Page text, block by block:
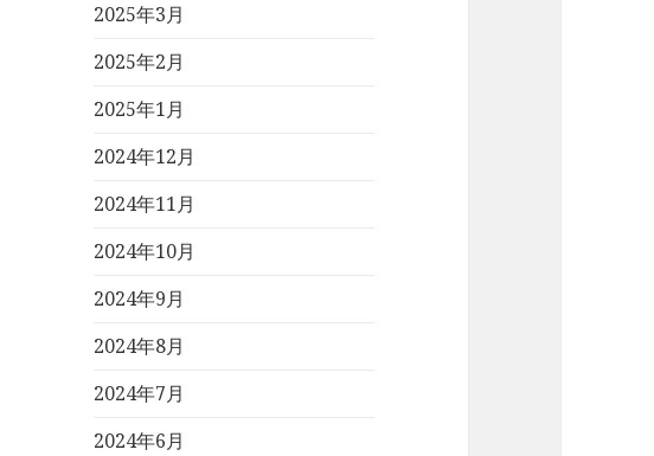
2025年3月
2025年2月
2025年1月
2024年12月
2024年11月
2024年10月
2024年9月
2024年8月
2024年7月
2024年6月